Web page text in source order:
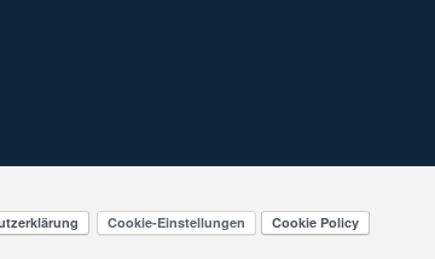
Cookie-Einstellungen